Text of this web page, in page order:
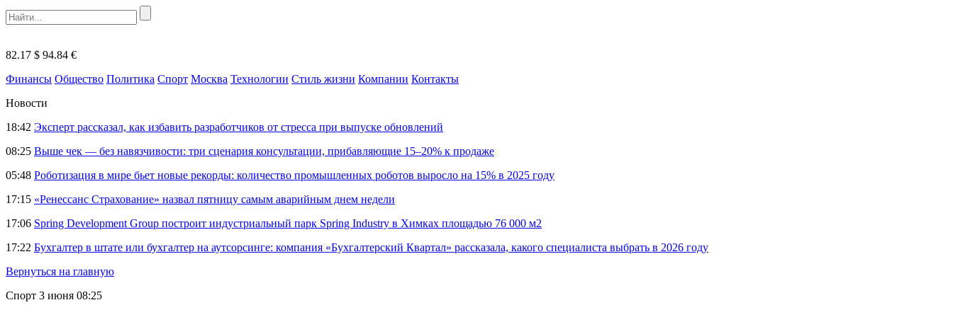
82.17 $ 94.84 €
Финансы Общество Политика Спорт Москва Технологии Стиль жизни Компании Контакты
Новости
18:42 Эксперт рассказал, как избавить разработчиков от стресса при выпуске обновлений
08:25 Выше чек — без навязчивости: три сценария консультации, прибавляющие 15–20% к продаже
05:48 Роботизация в мире бьет новые рекорды: количество промышленных роботов выросло на 15% в 2025 году
17:15 «Ренессанс Страхование» назвал пятницу самым аварийным днем недели
17:06 Spring Development Group построит индустриальный парк Spring Industry в Химках площадью 76 000 м2
17:22 Бухгалтер в штате или бухгалтер на аутсорсинге: компания «Бухгалтерский Квартал» рассказала, какого специалиста выбрать в 2026 году
Вернуться на главную
Спорт 3 июня 08:25